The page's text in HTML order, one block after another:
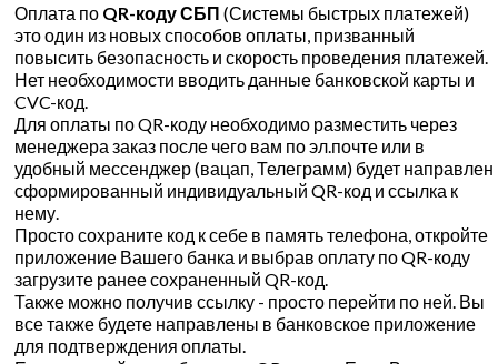
Оплата по QR-коду СБП (Системы быстрых платежей)
это один из новых способов оплаты, призванный
повысить безопасность и скорость проведения платежей.
Нет необходимости вводить данные банковской карты и
CVC-код.
Для оплаты по QR-коду необходимо разместить через
менеджера заказ после чего вам по эл.почте или в
удобный мессенджер (вацап, Телеграмм) будет направлен
сформированный индивидуальный QR-код и ссылка к
нему.
Просто сохраните код к себе в память телефона, откройте
приложение Вашего банка и выбрав оплату по QR-коду
загрузите ранее сохраненный QR-код.
Также можно получив ссылку - просто перейти по ней. Вы
все также будете направлены в банковское приложение
для подтверждения оплаты.